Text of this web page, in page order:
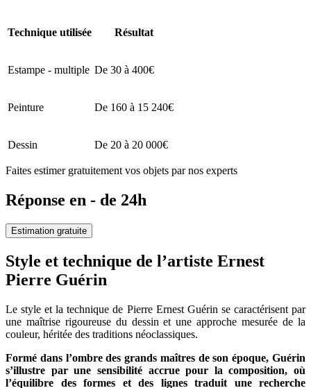
Technique utilisée Résultat
Estampe - multiple De 30 à 400€
Peinture De 160 à 15 240€
Dessin De 20 à 20 000€
Faites estimer gratuitement vos objets par nos experts
Réponse en - de 24h
Estimation gratuite
Style et technique de l’artiste Ernest
Pierre Guérin
Le style et la technique de Pierre Ernest Guérin se caractérisent par
une maîtrise rigoureuse du dessin et une approche mesurée de la
couleur, héritée des traditions néoclassiques.
Formé dans l’ombre des grands maîtres de son époque, Guérin
s’illustre par une sensibilité accrue pour la composition, où
l’équilibre des formes et des lignes traduit une recherche